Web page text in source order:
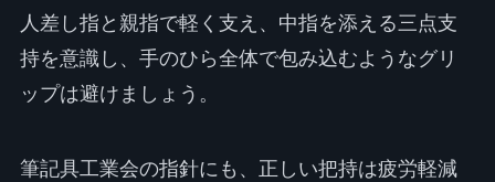
人差し指と親指で軽く支え、中指を添える三点支
持を意識し、手のひら全体で包み込むようなグリ
ップは避けましょう。
筆記具工業会の指針にも、正しい把持は疲労軽減